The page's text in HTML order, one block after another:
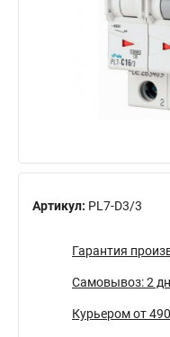
Артикул: PL7-D3/3
Гарантия
Самовывоз: 2
Курьером от